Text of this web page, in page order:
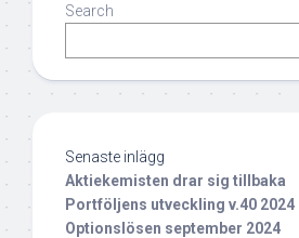
Search
Senaste inlägg
Aktiekemisten drar sig tillbaka
Portföljens utveckling v.40 2024
Optionslösen september 2024